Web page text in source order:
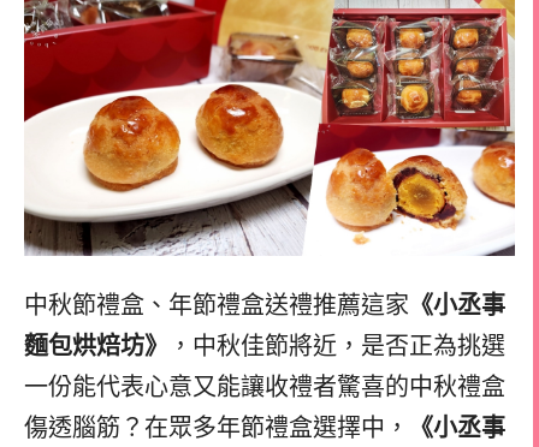
中秋節禮盒、年節禮盒送禮推薦這家 《小丞事
麵包烘焙坊》
，中秋佳節將近，是否正為挑選
一份能代表心意又能讓收禮者驚喜的中秋禮盒
傷透腦筋？在眾多年節禮盒選擇中，
《小丞事